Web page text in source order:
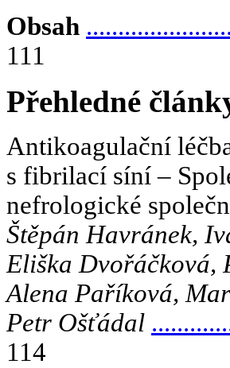
Obsah
111
Přehledné
Antikoagulační
s fibrilací síní –
nefrologické
Štěpán Havránek,
Eliška Dvořáčková,
Alena Paříková,
Petr Ošťádal
114